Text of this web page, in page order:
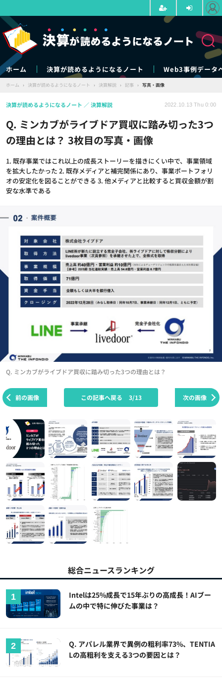
ホーム 決算が読めるようになるノート Web3事例データ
ホーム › 決算が読めるようになるノート › 決算解説 › 記事 › 写真・画像
Q. ミンカブがライブドア買収に踏み切った3つ
の理由とは？ 3枚目の写真・画像
1. 既存事業ではこれ以上の成長ストーリーを描きにくい中で、事業領域
を拡大したかった 2. 既存メディアと補完関係にあり、事業ポートフォリ
オの安定化を図ることができる 3. 他メディアと比較すると買収金額が割
安な水準である
決算が読めるようになるノート 決算解説 2022.10.13 Thu 0:00
Q. ミンカブがライブドア買収に踏み切った3つの理由とは？
前の画像 次の画像
この記事へ戻る 3/13
総合ニュースランキング
Intelは25%成長で15年ぶりの高成長！AIブー
ムの中で特に伸びた事業は？
Q. アパレル業界で異例の粗利率73%、TENTIA
Lの高粗利を支える3つの要因とは？